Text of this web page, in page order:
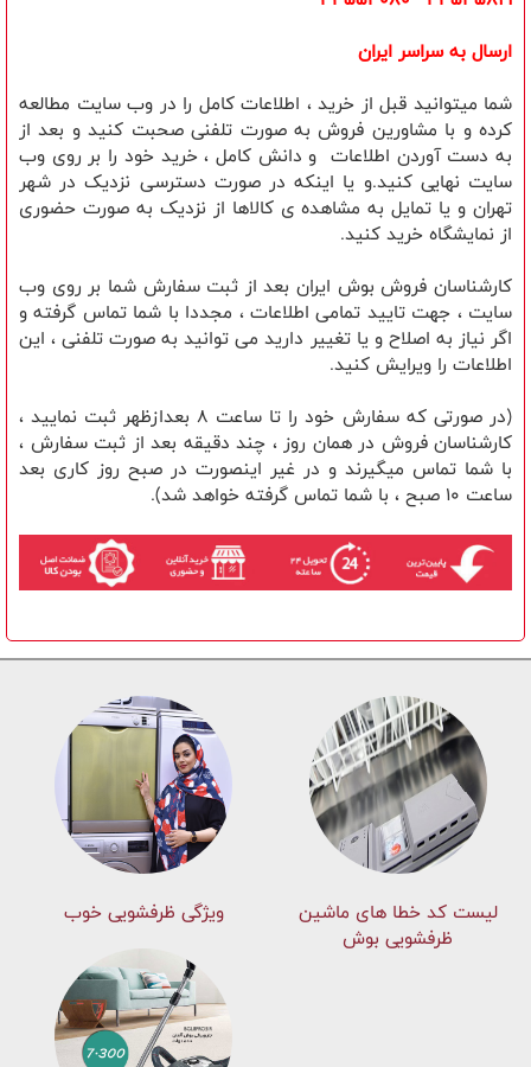
ارسال به سراسر ایران
شما میتوانید قبل از خرید ، اطلاعات کامل را در وب سایت مطالعه
کرده و با مشاورین فروش به صورت تلفنی صحبت کنید و بعد از
به دست آوردن اطلاعات و دانش کامل ، خرید خود را بر روی وب
سایت نهایی کنید.و یا اینکه در صورت دسترسی نزدیک در شهر
تهران و یا تمایل به مشاهده ی کالاها از نزدیک به صورت حضوری
از نمایشگاه خرید کنید.
کارشناسان فروش بوش ایران بعد از ثبت سفارش شما بر روی وب
سایت ، جهت تایید تمامی اطلاعات ، مجددا با شما تماس گرفته و
اگر نیاز به اصلاح و یا تغییر دارید می توانید به صورت تلفنی ، این
اطلاعات را ویرایش کنید.
(در صورتی که سفارش خود را تا ساعت 8 بعدازظهر ثبت نمایید ،
کارشناسان فروش در همان روز ، چند دقیقه بعد از ثبت سفارش ،
با شما تماس میگیرند و در غیر اینصورت در صبح روز کاری بعد
ساعت 10 صبح ، با شما تماس گرفته خواهد شد).
لیست کد خطا های ماشين
ظرفشویی بوش
ویژگی ظرفشویی خوب